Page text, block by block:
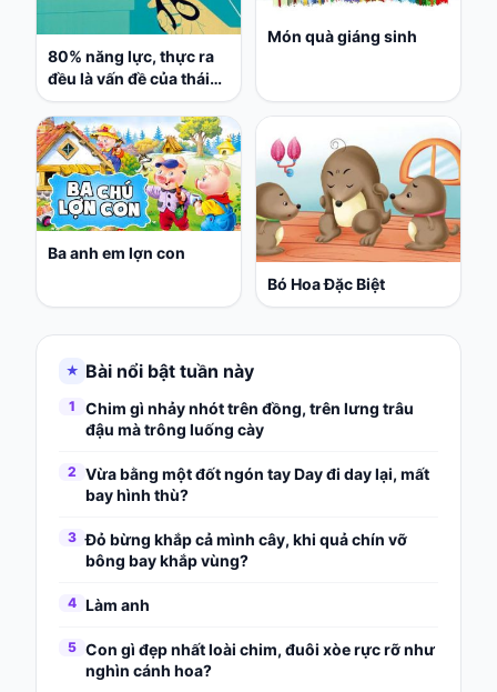
80% năng lực, thực ra
đều là vấn đề của thái
độ: Hời hợt thì cuộc đời
bạn cũng 'thế thôi'
Món quà giáng sinh
Ba anh em lợn con
Bó Hoa Đặc Biệt
★ Bài nổi bật tuần này
1
Chim gì nhảy nhót trên đồng, trên lưng trâu
đậu mà trông luống cày
2 Vừa bằng một đốt ngón tay Day đi day lại, mất
bay hình thù?
3 Đỏ bừng khắp cả mình cây, khi quả chín vỡ
bông bay khắp vùng?
4 Làm anh
5 Con gì đẹp nhất loài chim, đuôi xòe rực rỡ như
nghìn cánh hoa?